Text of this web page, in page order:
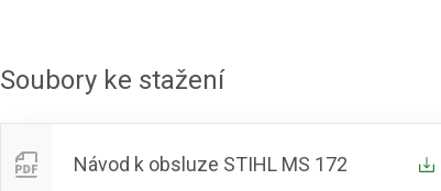
Soubory ke stažení
Návod k obsluze STIHL MS 172